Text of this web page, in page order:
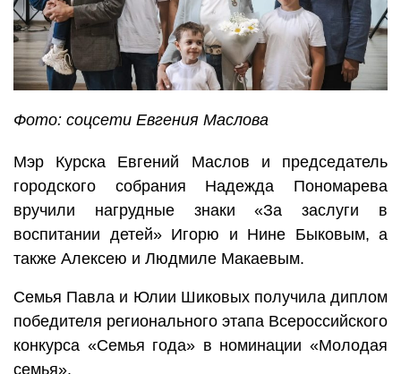
Фото: соцсети Евгения Маслова
Мэр Курска Евгений Маслов и председатель
городского собрания Надежда Пономарева
вручили нагрудные знаки «За заслуги в
воспитании детей» Игорю и Нине Быковым, а
также Алексею и Людмиле Макаевым.
Семья Павла и Юлии Шиковых получила диплом
победителя регионального этапа Всероссийского
конкурса «Семья года» в номинации «Молодая
семья».